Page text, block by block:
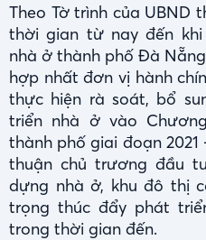
Theo Tờ trình của UBND
thời gian từ nay đến
nhà ở thành phố Đà
hợp nhất đơn vị hành
thực hiện rà soát, bổ
triển nhà ở vào
thành phố giai đoạn
thuận chủ trương đầu
dựng nhà ở, khu đô thị
trọng thúc đẩy phát
trong thời gian đến.